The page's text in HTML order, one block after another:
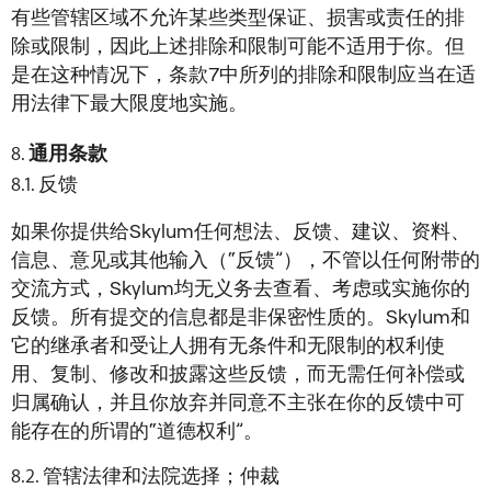
有些管辖区域不允许某些类型保证、损害或责任的排
除或限制，因此上述排除和限制可能不适用于你。但
是在这种情况下，条款7中所列的排除和限制应当在适
用法律下最大限度地实施。
通用条款
反馈
如果你提供给Skylum任何想法、反馈、建议、资料、
信息、意见或其他输入（“反馈”），不管以任何附带的
交流方式，Skylum均无义务去查看、考虑或实施你的
反馈。所有提交的信息都是非保密性质的。Skylum和
它的继承者和受让人拥有无条件和无限制的权利使
用、复制、修改和披露这些反馈，而无需任何补偿或
归属确认，并且你放弃并同意不主张在你的反馈中可
能存在的所谓的“道德权利”。
管辖法律和法院选择；仲裁